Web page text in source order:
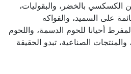
الكسكسي بالخضر، والبقوليات،
على السميد، والفواكه
أحيانا للحوم الدسمة، واللحوم
الصناعية، تبدو الحقيقة